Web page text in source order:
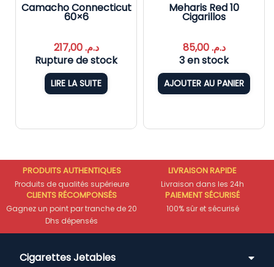
Camacho Connecticut
60×6
د.م.217,00
Rupture de stock
LIRE LA SUITE
Meharis Red 10
Cigarillos
د.م.85,00
3 en stock
AJOUTER AU PANIER
PRODUITS AUTHENTIQUES
Produits de qualités supérieure
LIVRAISON RAPIDE
Livraison dans les 24h
CLIENTS RÉCOMPONSÉS
Gagnez un point par tranche de 20
Dhs dépensés
PAIEMENT SÉCURISÉ
100% sûr et sécurisé
Cigarettes Jetables